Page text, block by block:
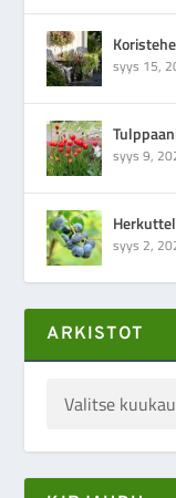
syys 15,
syys 9,
syys 2,
ARKISTOT